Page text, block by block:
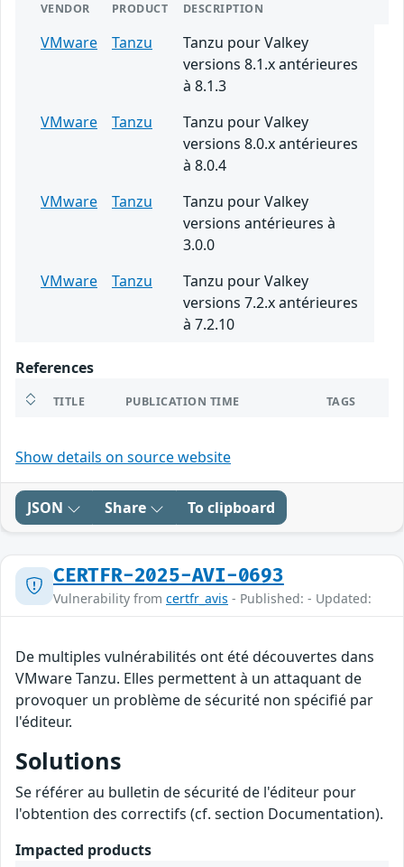
VENDOR PRODUCT DESCRIPTION
VMware Tanzu
Tanzu pour Valkey
versions 8.1.x antérieures
à 8.1.3
VMware
Tanzu
Tanzu pour Valkey
versions 8.0.x antérieures
à 8.0.4
VMware
Tanzu
Tanzu pour Valkey
versions antérieures à
3.0.0
VMware
Tanzu
Tanzu pour Valkey
versions 7.2.x antérieures
à 7.2.10
References
TITLE PUBLICATION TIME TAGS
Show details on source website
JSON Share To clipboard
CERTFR-2025-AVI-0693
Vulnerability from certfr_avis - Published: - Updated:
De multiples vulnérabilités ont été découvertes dans
VMware Tanzu. Elles permettent à un attaquant de
provoquer un problème de sécurité non spécifié par
l'éditeur.
Solutions
Se référer au bulletin de sécurité de l'éditeur pour
l'obtention des correctifs (cf. section Documentation).
Impacted products